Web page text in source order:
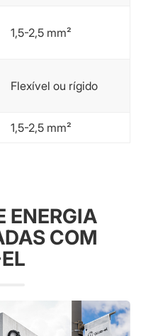
1,5-2,5 mm²
Flexível ou rígido
1,5-2,5 mm²
ENERGIA
COM